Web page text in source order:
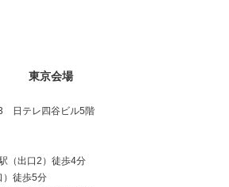
東京会場
日テレ四谷ビル5階
（出口2）徒歩4分
）徒歩5分